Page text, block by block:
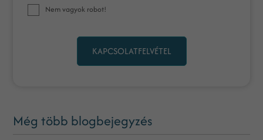
Nem vagyok robot!
KAPCSOLATFELVÉTEL
Még több blogbejegyzés